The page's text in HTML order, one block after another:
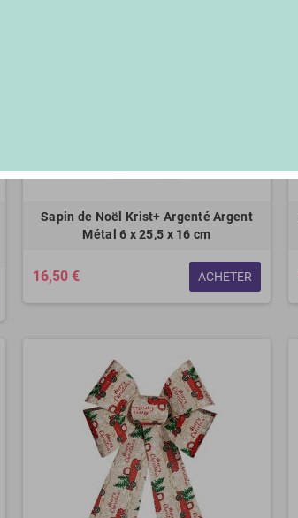
Sapin de Noël Krist+ Argenté Argent
Métal 6 x 25,5 x 16 cm
16,50 € ACHETER